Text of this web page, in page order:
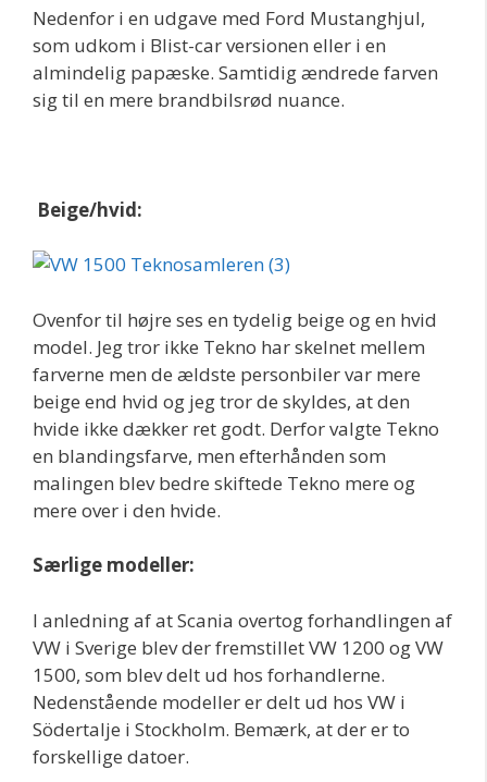
Nedenfor i en udgave med Ford Mustanghjul,
som udkom i Blist-car versionen eller i en
almindelig papæske. Samtidig ændrede farven
sig til en mere brandbilsrød nuance.
Beige/hvid:
Ovenfor til højre ses en tydelig beige og en hvid
model. Jeg tror ikke Tekno har skelnet mellem
farverne men de ældste personbiler var mere
beige end hvid og jeg tror de skyldes, at den
hvide ikke dækker ret godt. Derfor valgte Tekno
en blandingsfarve, men efterhånden som
malingen blev bedre skiftede Tekno mere og
mere over i den hvide.
Særlige modeller:
I anledning af at Scania overtog forhandlingen af
VW i Sverige blev der fremstillet VW 1200 og VW
1500, som blev delt ud hos forhandlerne.
Nedenstående modeller er delt ud hos VW i
Södertalje i Stockholm. Bemærk, at der er to
forskellige datoer.